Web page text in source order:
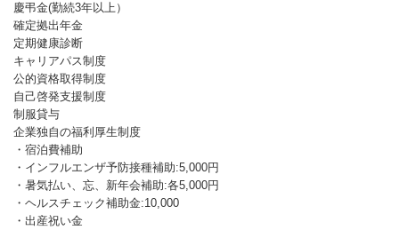
慶弔金(勤続3年以上）
確定拠出年金
定期健康診断
キャリアパス制度
公的資格取得制度
自己啓発支援制度
制服貸与
企業独自の福利厚生制度
・宿泊費補助
・インフルエンザ予防接種補助:5,000円
・暑気払い、忘、新年会補助:各5,000円
・ヘルスチェック補助金:10,000
・出産祝い金